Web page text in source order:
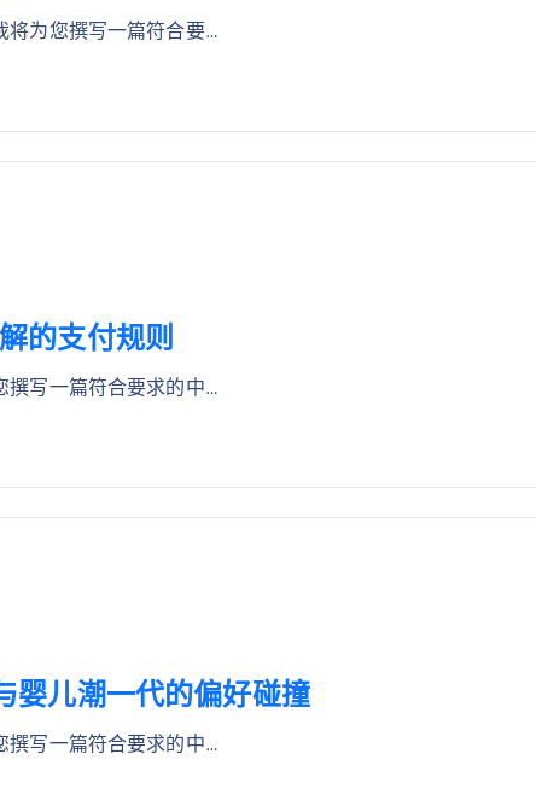
将为您撰写一篇符合要…
的支付规则
撰写一篇符合要求的中…
婴儿潮一代的偏好碰撞
撰写一篇符合要求的中…